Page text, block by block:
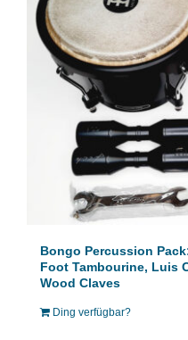
Bongo Percussion
Foot Tambourine, Luis
Wood Claves
Ding verfügbar?